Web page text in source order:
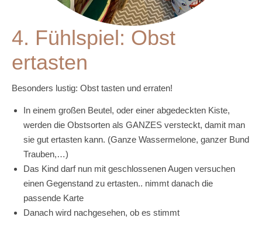
4. Fühlspiel: Obst
ertasten
Besonders lustig: Obst tasten und erraten!
In einem großen Beutel, oder einer abgedeckten Kiste,
werden die Obstsorten als GANZES versteckt, damit man
sie gut ertasten kann. (Ganze Wassermelone, ganzer Bund
Trauben,…)
Das Kind darf nun mit geschlossenen Augen versuchen
einen Gegenstand zu ertasten.. nimmt danach die
passende Karte
Danach wird nachgesehen, ob es stimmt